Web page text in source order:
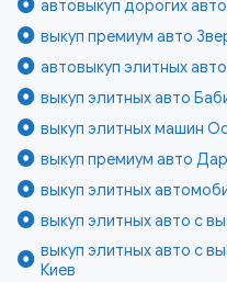
автовыкуп дорогих
выкуп премиум авто
автовыкуп элитных
выкуп элитных авто
выкуп элитных машин
выкуп премиум авто
выкуп элитных
выкуп элитных авто с
выкуп элитных авто с
Киев